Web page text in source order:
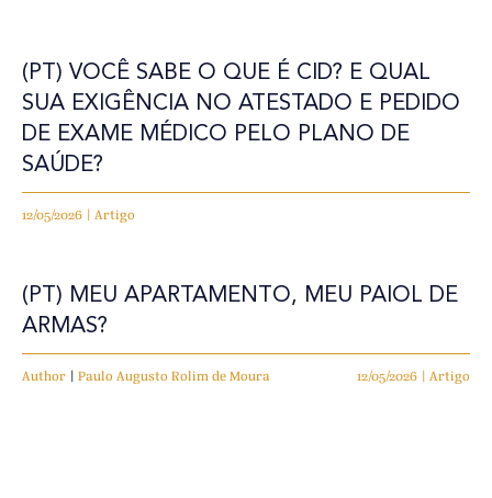
(PT) VOCÊ SABE O QUE É CID? E QUAL
SUA EXIGÊNCIA NO ATESTADO E PEDIDO
DE EXAME MÉDICO PELO PLANO DE
SAÚDE?
12/05/2026 | Artigo
(PT) MEU APARTAMENTO, MEU PAIOL DE
ARMAS?
Author | Paulo Augusto Rolim de Moura 12/05/2026 | Artigo